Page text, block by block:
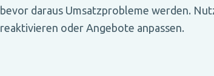
bevor daraus Umsatzprobleme werden.
reaktivieren oder Angebote anpassen.